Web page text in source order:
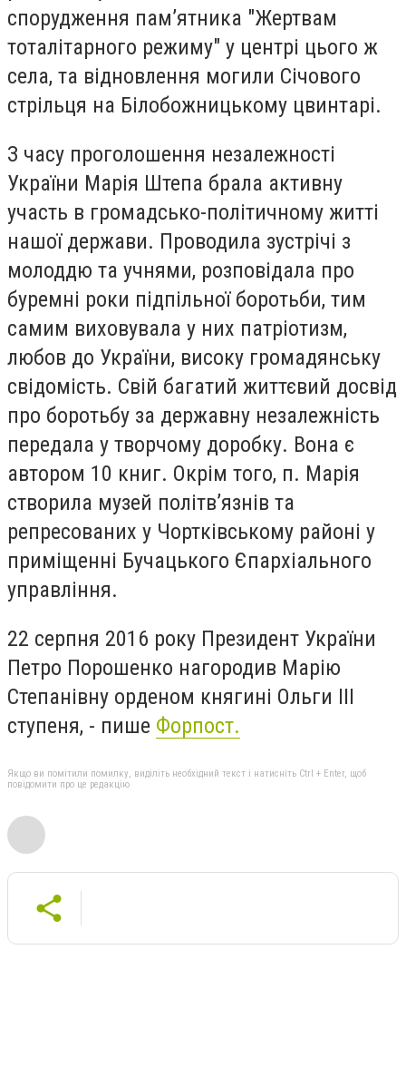
спорудження пам’ятника "Жертвам
тоталітарного режиму" у центрі цього ж
села, та відновлення могили Січового
стрільця на Білобожницькому цвинтарі.
З часу проголошення незалежності
України Марія Штепа брала активну
участь в громадсько-політичному житті
нашої держави. Проводила зустрічі з
молоддю та учнями, розповідала про
буремні роки підпільної боротьби, тим
самим виховувала у них патріотизм,
любов до України, високу громадянську
свідомість. Свій багатий життєвий досвід
про боротьбу за державну незалежність
передала у творчому доробку. Вона є
автором 10 книг. Окрім того, п. Марія
створила музей політв’язнів та
репресованих у Чортківському районі у
приміщенні Бучацького Єпархіального
управління.
22 серпня 2016 року Президент України
Петро Порошенко нагородив Марію
Степанівну орденом княгині Ольги ІІІ
ступеня, - пише Форпост.
Якщо ви помітили помилку, виділіть необхідний текст і натисніть Ctrl + Enter, щоб
повідомити про це редакцію